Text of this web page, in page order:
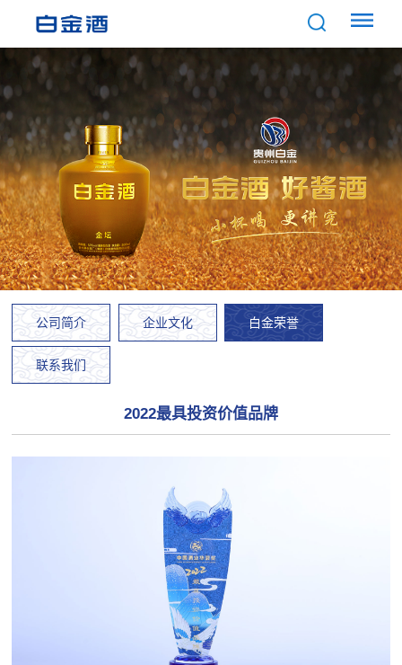
公司简介 企业文化 白金荣誉
联系我们
2022最具投资价值品牌